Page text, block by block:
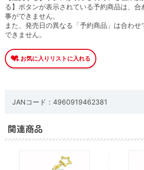
る】ボタンが表示されている予約商品は、合
事ができません。
また、発売日の異なる「予約商品」は合わ
できません。
JANコード：4960919462381
関連商品